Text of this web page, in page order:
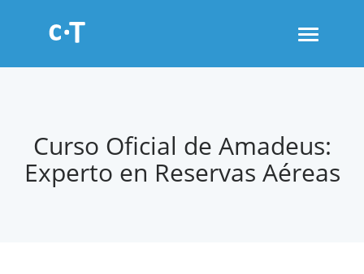
Toggle
Curso Oficial de Amadeus:
Experto en Reservas Aéreas